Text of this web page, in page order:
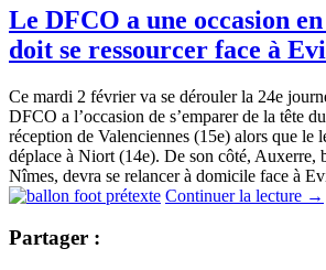
Le DFCO a une occasion
doit se ressourcer face à
Ce mardi 2 février va se dérouler la 24e
DFCO a l’occasion de s’emparer de la tête
réception de Valenciennes (15e) alors que le
déplace à Niort (14e). De son côté, Auxerre,
Nîmes, devra se relancer à domicile face à
Continuer la lecture →
Partager :